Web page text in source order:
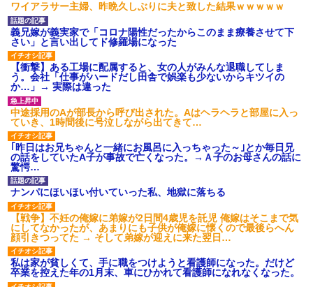
ワイアラサー主婦、昨晩久しぶりに夫と致した結果ｗｗｗｗｗ
義兄嫁が義実家で「コロナ陽性だったからこのまま療養させて下
さい」と言い出してド修羅場になった
【衝撃】ある工場に配属すると、女の人がみんな退職してしま
う。会社「仕事がハードだし田舎で娯楽も少ないからキツイの
か…」→ 実際は違った
中途採用のAが部長から呼び出された。Aはヘラヘラと部屋に入っ
ていき、1時間後に号泣しながら出てきて…
｢昨日はお兄ちゃんと一緒にお風呂に入っちゃった～｣とか毎日兄
の話をしていたA子が事故で亡くなった。→Ａ子のお母さんの話に
驚愕…
ナンパにほいほい付いていった私、地獄に落ちる
【戦争】不妊の俺嫁に弟嫁が2日間4歳児を託児 俺嫁はそこまで気
にしてなかったが、あまりにも子供が俺嫁に懐くので最後らへん
顔引きつってた → そして弟嫁が迎えに来た翌日…
私は家が貧しくて、手に職をつけようと看護師になった。だけど
卒業を控えた年の1月末、車にひかれて看護師になれなくなった。